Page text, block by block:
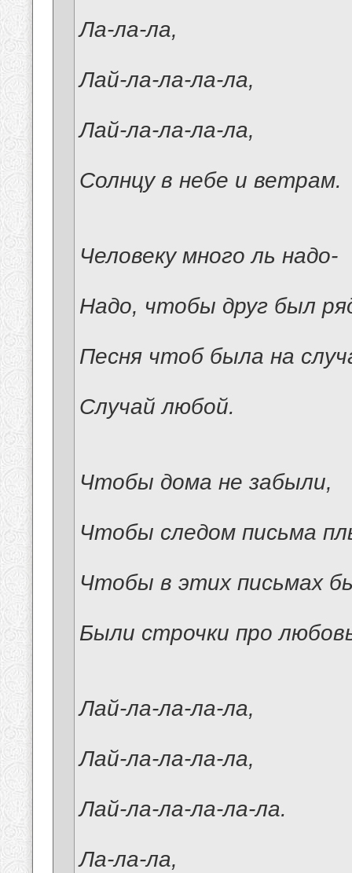
Ла-ла-ла,
Лай-ла-ла-ла-ла,
Лай-ла-ла-ла-ла,
Солнцу в небе и ветрам.
Человеку много ль надо-
Надо, чтобы друг был
Песня чтоб была на
Случай любой.
Чтобы дома не забыли,
Чтобы следом письма
Чтобы в этих письмах
Были строчки про
Лай-ла-ла-ла-ла,
Лай-ла-ла-ла-ла,
Лай-ла-ла-ла-ла-ла.
Ла-ла-ла,